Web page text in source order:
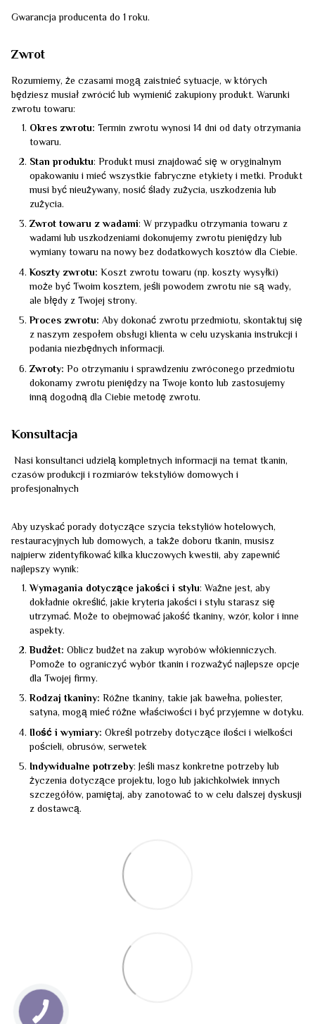
Gwarancja producenta do 1 roku.
Zwrot
Rozumiemy, że czasami mogą zaistnieć sytuacje, w których
będziesz musiał zwrócić lub wymienić zakupiony produkt. Warunki
zwrotu towaru:
Okres zwrotu: Termin zwrotu wynosi 14 dni od daty otrzymania
towaru.
Stan produktu: Produkt musi znajdować się w oryginalnym
opakowaniu i mieć wszystkie fabryczne etykiety i metki. Produkt
musi być nieużywany, nosić ślady zużycia, uszkodzenia lub
zużycia.
Zwrot towaru z wadami: W przypadku otrzymania towaru z
wadami lub uszkodzeniami dokonujemy zwrotu pieniędzy lub
wymiany towaru na nowy bez dodatkowych kosztów dla Ciebie.
Koszty zwrotu: Koszt zwrotu towaru (np. koszty wysyłki)
może być Twoim kosztem, jeśli powodem zwrotu nie są wady,
ale błędy z Twojej strony.
Proces zwrotu: Aby dokonać zwrotu przedmiotu, skontaktuj się
z naszym zespołem obsługi klienta w celu uzyskania instrukcji i
podania niezbędnych informacji.
Zwroty: Po otrzymaniu i sprawdzeniu zwróconego przedmiotu
dokonamy zwrotu pieniędzy na Twoje konto lub zastosujemy
inną dogodną dla Ciebie metodę zwrotu.
Konsultacja
Nasi konsultanci udzielą kompletnych informacji na temat tkanin,
czasów produkcji i rozmiarów tekstyliów domowych i
profesjonalnych
Aby uzyskać porady dotyczące szycia tekstyliów hotelowych,
restauracyjnych lub domowych, a także doboru tkanin, musisz
najpierw zidentyfikować kilka kluczowych kwestii, aby zapewnić
najlepszy wynik:
Wymagania dotyczące jakości i stylu: Ważne jest, aby
dokładnie określić, jakie kryteria jakości i stylu starasz się
utrzymać. Może to obejmować jakość tkaniny, wzór, kolor i inne
aspekty.
Budżet: Oblicz budżet na zakup wyrobów włókienniczych.
Pomoże to ograniczyć wybór tkanin i rozważyć najlepsze opcje
dla Twojej firmy.
Rodzaj tkaniny: Różne tkaniny, takie jak bawełna, poliester,
satyna, mogą mieć różne właściwości i być przyjemne w dotyku.
Ilość i wymiary: Określ potrzeby dotyczące ilości i wielkości
pościeli, obrusów, serwetek
Indywidualne potrzeby: Jeśli masz konkretne potrzeby lub
życzenia dotyczące projektu, logo lub jakichkolwiek innych
szczegółów, pamiętaj, aby zanotować to w celu dalszej dyskusji
z dostawcą.